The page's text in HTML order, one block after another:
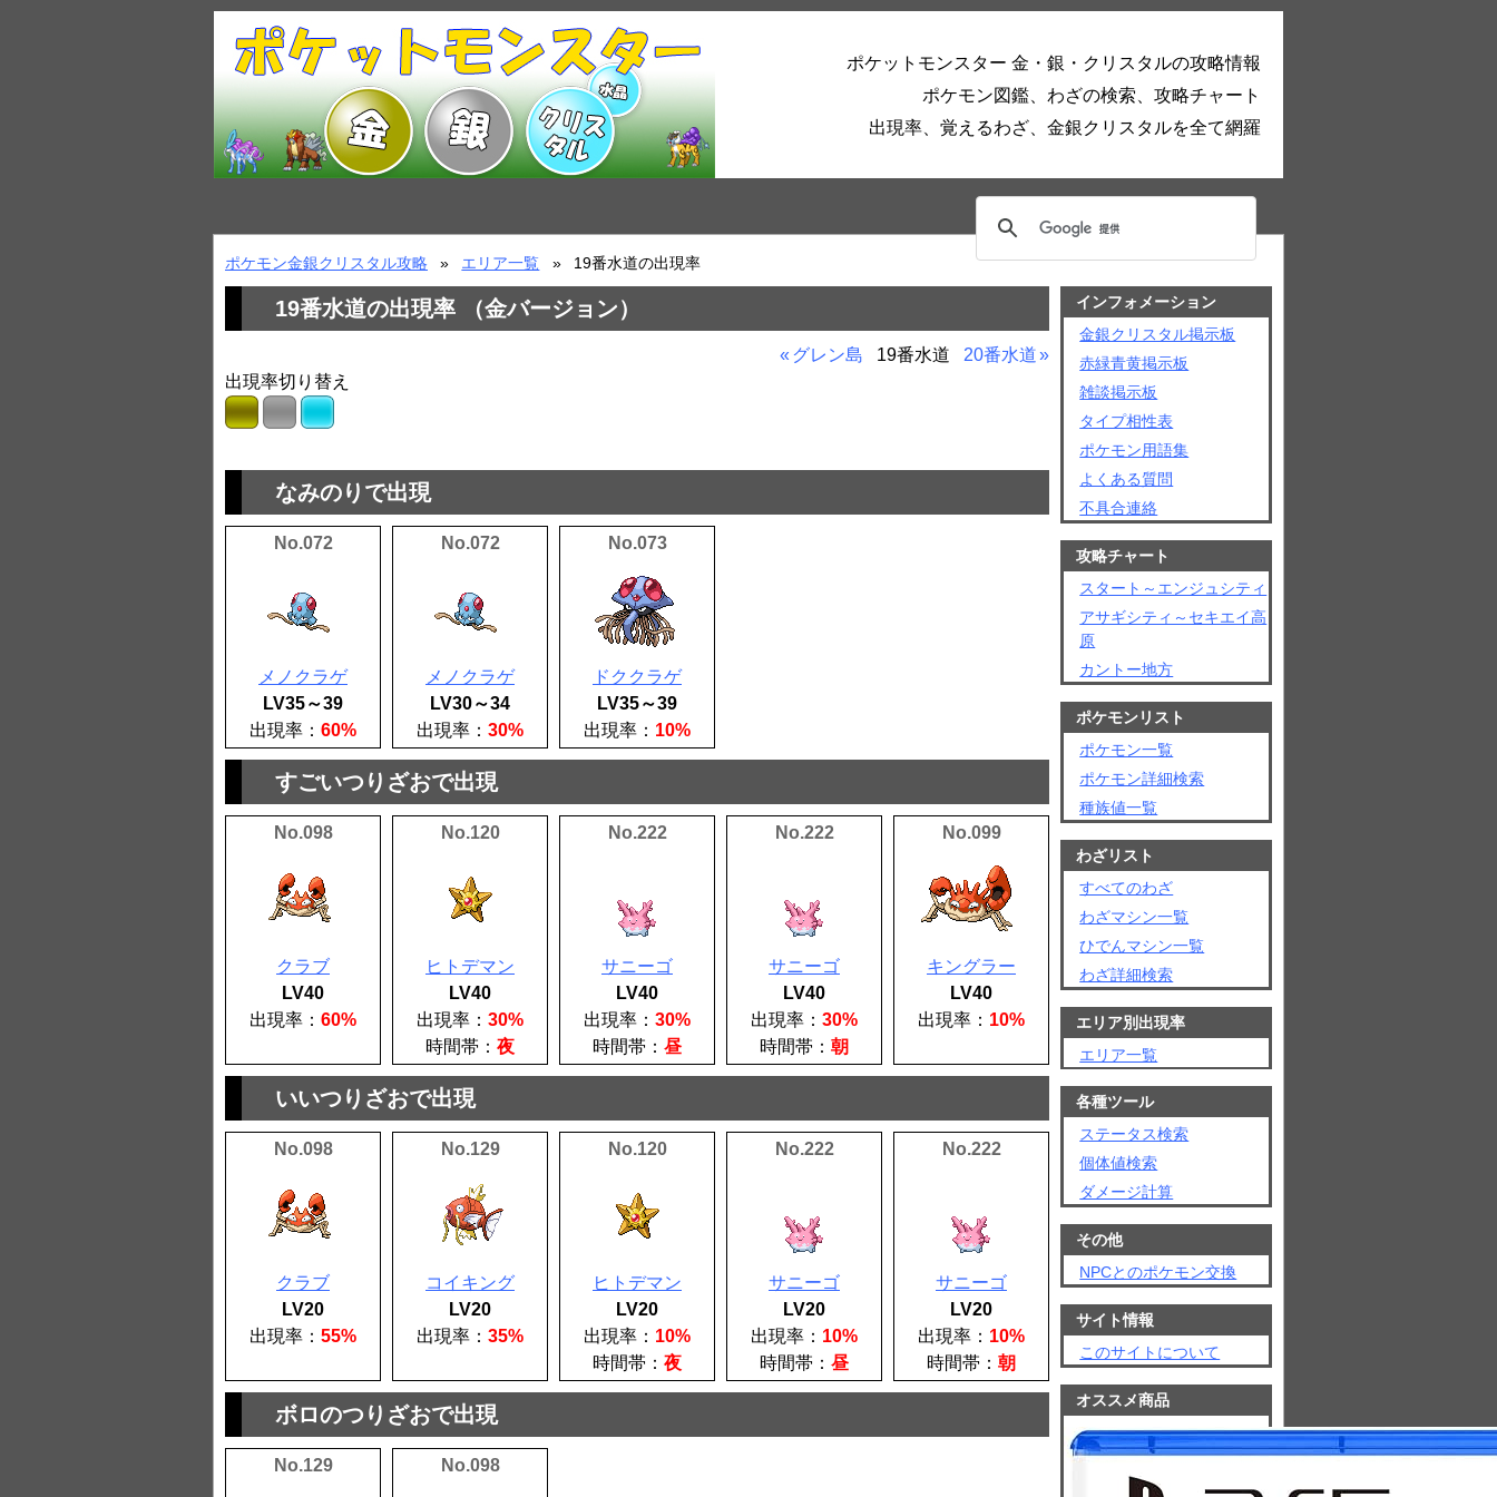
ポケットモンスター 金・銀・クリスタルの攻略情報
ポケモン図鑑、わざの検索、攻略チャート
出現率、覚えるわざ、金銀クリスタルを全て網羅
ポケモン金銀クリスタル攻略 エリア一覧 19番水道の出現率
19番水道の出現率 （金バージョン）
グレン島 19番水道
20番水道
出現率切り替え
なみのりで出現
No.072
メノクラゲ
LV35～39
出現率： 60%
No.072
メノクラゲ
LV30～34
出現率： 30%
No.073
ドククラゲ
LV35～39
出現率： 10%
すごいつりざおで出現
No.098
クラブ
LV40
出現率： 60%
No.120
ヒトデマン
LV40
出現率： 30%
時間帯： 夜
No.222
サニーゴ
LV40
出現率： 30%
時間帯： 昼
No.222
サニーゴ
LV40
出現率： 30%
時間帯： 朝
No.099
キングラー
LV40
出現率： 10%
いいつりざおで出現
No.098
クラブ
LV20
出現率： 55%
No.129
コイキング
LV20
出現率： 35%
No.120
ヒトデマン
LV20
出現率： 10%
時間帯： 夜
No.222
サニーゴ
LV20
出現率： 10%
時間帯： 昼
No.222
サニーゴ
LV20
出現率： 10%
時間帯： 朝
ボロのつりざおで出現
No.129 No.098
インフォメーション
金銀クリスタル掲示板
赤緑青黄掲示板
雑談掲示板
タイプ相性表
ポケモン用語集
よくある質問
不具合連絡
攻略チャート
スタート～エンジュシティ
アサギシティ～セキエイ高
原
カントー地方
ポケモンリスト
ポケモン一覧
ポケモン詳細検索
種族値一覧
わざリスト
すべてのわざ
わざマシン一覧
ひでんマシン一覧
わざ詳細検索
エリア別出現率
エリア一覧
各種ツール
ステータス検索
個体値検索
ダメージ計算
その他
NPCとのポケモン交換
サイト情報
このサイトについて
オススメ商品